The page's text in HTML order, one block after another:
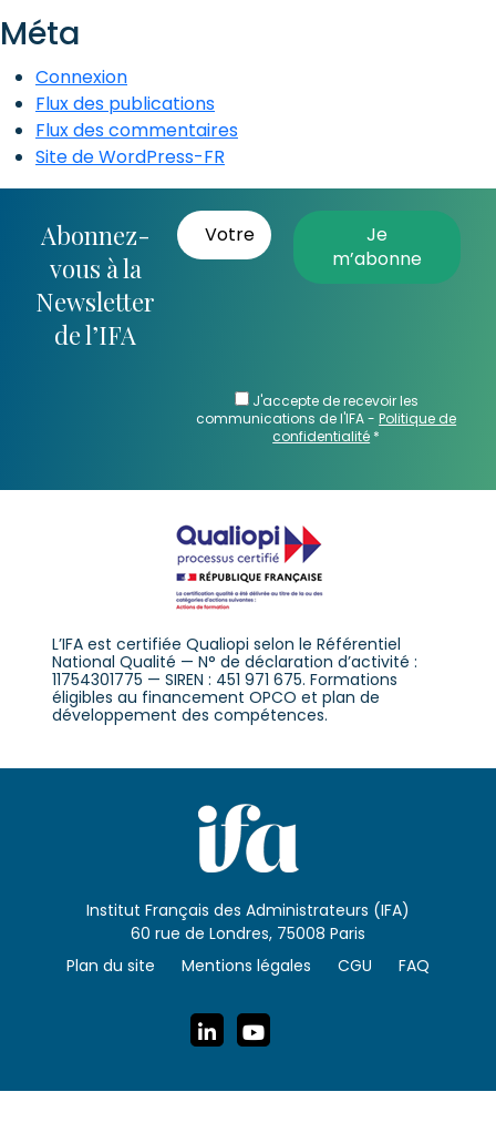
Méta
Connexion
Flux des publications
Flux des commentaires
Site de WordPress-FR
Abonnez-
vous à la
Newsletter
de l’IFA
J'accepte de recevoir les
communications de l'IFA -Politique de
confidentialité *
L’IFA est certifiée Qualiopi selon le Référentiel
National Qualité — N° de déclaration d’activité :
11754301775 — SIREN : 451 971 675. Formations
éligibles au financement OPCO et plan de
développement des compétences.
Institut Français des Administrateurs (IFA)
60 rue de Londres, 75008 Paris
Plan du site
Mentions légales CGU FAQ